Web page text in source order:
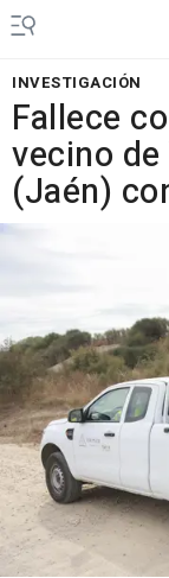
INVESTIGACIÓN
Fallece
vecino
(Jaén)